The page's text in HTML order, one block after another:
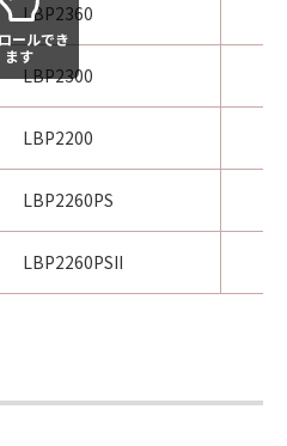
LBP2360
LBP2300
LBP2200
LBP2260PS
LBP2260PSII
ールでき
ます